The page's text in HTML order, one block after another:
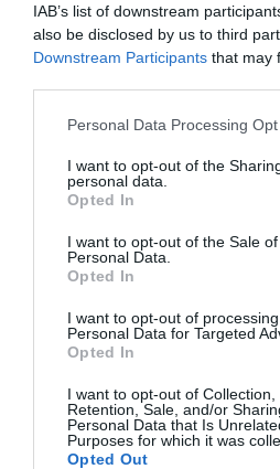
IAB’s list of downstream
also be disclosed by us to third
Downstream Participants that may
Personal Data Processing
I want to opt-out of the
personal data.
Opted In
I want to opt-out of the Sale
Personal Data.
Opted In
I want to opt-out of
Personal Data for Targeted
Opted In
I want to opt-out of Collection,
Retention, Sale, and/or
Personal Data that Is
Purposes for which it was
Opted Out
"Il Berg Hotel è una nuova
strategica rispetto all'aeroporto di
Berlingeri Resort- Mazara Del
"Situato a Mazara del Vallo, il
"Beside Pisa Airport è un comodo
strategica rispetto all'aeroporto
Pascoli, 1 (Venezia)
"Il Best Western Airvenice è un
ideale per le vacanze in famiglia o
Best Western Albergo San
1 (Venezia)
"Il Best Western Albergo San
Best Western Bei Park
Appia, 255 (Benevento)
"Best Western Bei Park Hotel è
Benevento, in un'oasi